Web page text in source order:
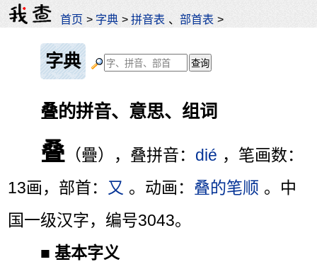
首页 > 字典 >拼音表 、部首表 >
字典
叠的拼音、意思、组词
叠 （疊），叠拼音： dié ，笔画数：
13画，部首： 又 。动画： 叠的笔顺 。中
国一级汉字，编号3043。
■基本字义